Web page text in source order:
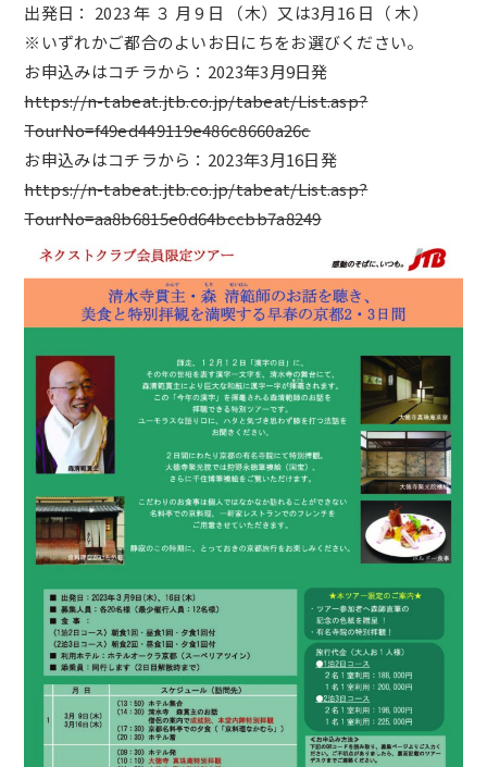
出発日： 2023 年 ３ 月 9 日 （木）又は3月16 日（ 木）
※いずれかご都合のよいお日にちをお選びください。
お申込みはコチラから：2023年3月9日発
https://n-tabeat.jtb.co.jp/tabeat/List.asp?
TourNo=f49ed449119e486c8660a26c
お申込みはコチラから：2023年3月16日発
https://n-tabeat.jtb.co.jp/tabeat/List.asp?
TourNo=aa8b6815e0d64bccbb7a8249